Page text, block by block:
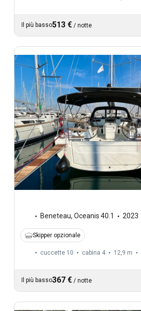
Il più basso513 € / notte
Beneteau, Oceanis 40.1 2023
Skipper opzionale
cuccette 10 cabina 4 12,9 m
Il più basso367 € / notte